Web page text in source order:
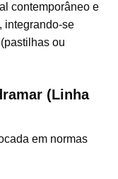
contemporâneo e
integrando-se
ou
(Linha
em normas